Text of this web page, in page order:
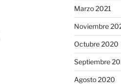
Marzo 2021
Noviembre
Octubre 2020
Septiembre
Agosto 2020